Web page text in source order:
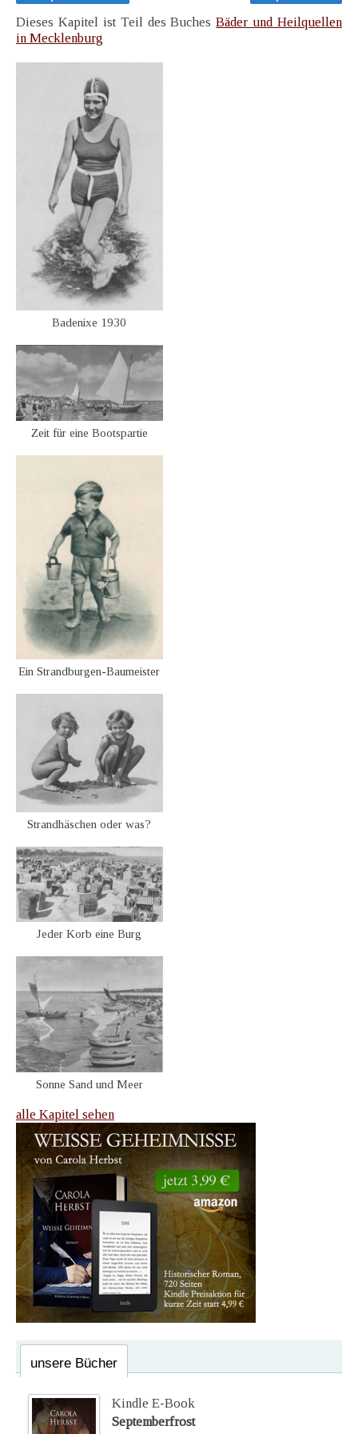
Dieses Kapitel ist Teil des BuchesBäder und Heilquellen
in Mecklenburg
Badenixe 1930
Zeit für eine Bootspartie
Ein Strandburgen-Baumeister
Strandhäschen oder was?
Jeder Korb eine Burg
Sonne Sand und Meer
alle Kapitel sehen
unsere Bücher
Kindle E-Book
Septemberfrost